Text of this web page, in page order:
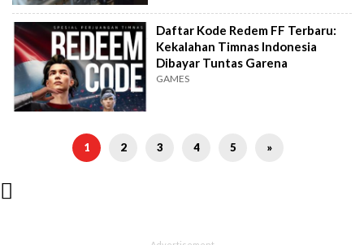
Daftar Kode Redem FF Terbaru:
Kekalahan Timnas Indonesia
Dibayar Tuntas Garena
GAMES
1 2 3 4 5 »
